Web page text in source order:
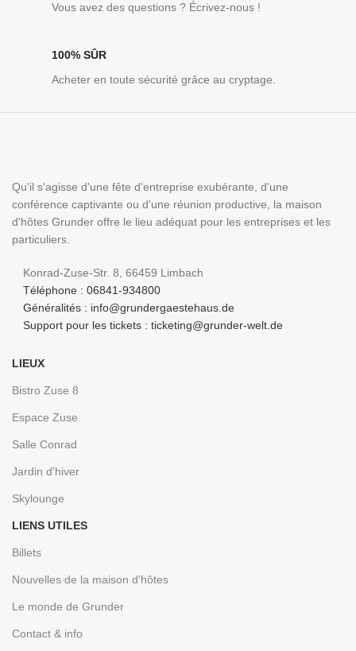
Vous avez des questions ? Écrivez-nous !
100% SÛR
Acheter en toute sécurité grâce au cryptage.
Qu'il s'agisse d'une fête d'entreprise exubérante, d'une
conférence captivante ou d'une réunion productive, la maison
d'hôtes Grunder offre le lieu adéquat pour les entreprises et les
particuliers.
Konrad-Zuse-Str. 8, 66459 Limbach
Téléphone : 06841-934800
Généralités : info@grundergaestehaus.de
Support pour les tickets : ticketing@grunder-welt.de
LIEUX
Bistro Zuse 8
Espace Zuse
Salle Conrad
Jardin d'hiver
Skylounge
LIENS UTILES
Billets
Nouvelles de la maison d'hôtes
Le monde de Grunder
Contact & info